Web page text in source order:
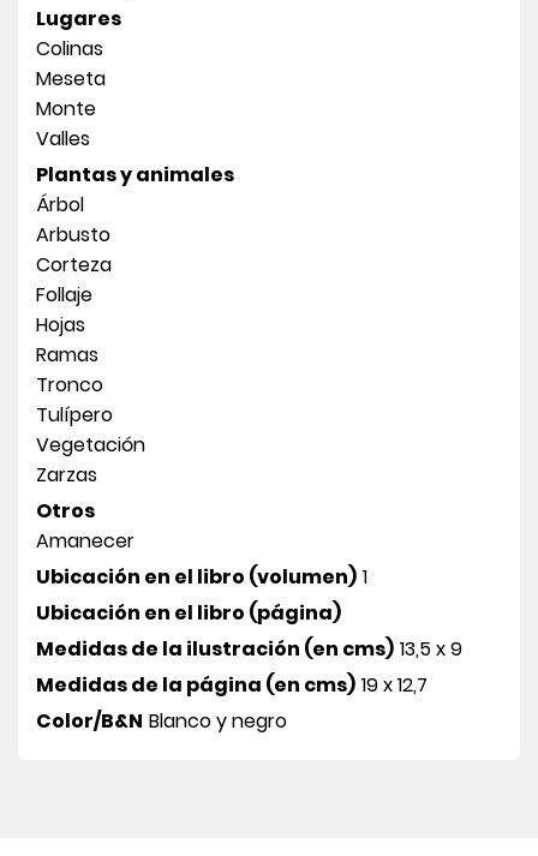
Lugares
Colinas
Meseta
Monte
Valles
Plantas y animales
Árbol
Arbusto
Corteza
Follaje
Hojas
Ramas
Tronco
Tulípero
Vegetación
Zarzas
Otros
Amanecer
Ubicación en el libro (volumen) 1
Ubicación en el libro (página)
Medidas de la ilustración (en cms) 13,5 x 9
Medidas de la página (en cms) 19 x 12,7
Color/B&N Blanco y negro